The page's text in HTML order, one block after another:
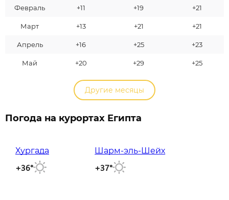
Февраль +11 +19 +21
Март +13 +21 +21
Апрель +16 +25 +23
Май +20 +29 +25
Другие месяцы
Погода на курортах Египта
Хургада
+36°
Шарм-эль-Шейх
+37°